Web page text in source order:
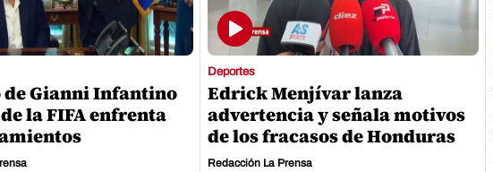
Gianni Infantino
la FIFA enfrenta
Deportes
Edrick Menjívar lanza
advertencia y señala motivos
de los fracasos de Honduras
Redacción La Prensa